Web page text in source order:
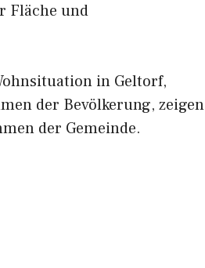
Fläche und
in Geltorf,
der Bevölkerung, zeigen
der Gemeinde.